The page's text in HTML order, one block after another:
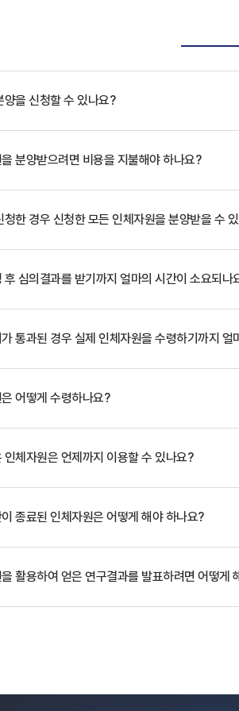
양을 신청할 수 있나요?
분양받으려면 비용을 지불해야 하나요?
청한 경우 신청한 모든 인체자원을 분양받을 수
후 심의결과를 받기까지 얼마의 시간이 소요되나
통과된 경우 실제 인체자원을 수령하기까지 얼
어떻게 수령하나요?
인체자원은 언제까지 이용할 수 있나요?
종료된 인체자원은 어떻게 해야 하나요?
활용하여 얻은 연구결과를 발표하려면 어떻게